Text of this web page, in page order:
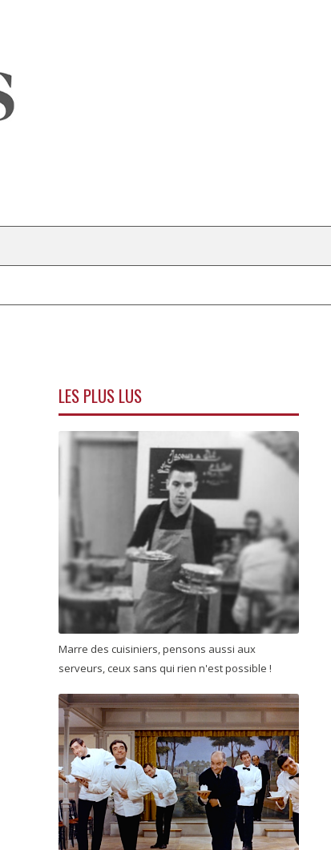
LES PLUS LUS
Marre des cuisiniers, pensons aussi aux
serveurs, ceux sans qui rien n'est possible !